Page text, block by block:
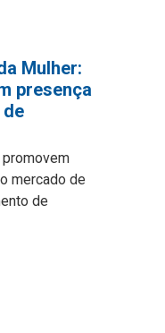
Mulher:
presença
promovem
mercado de
de